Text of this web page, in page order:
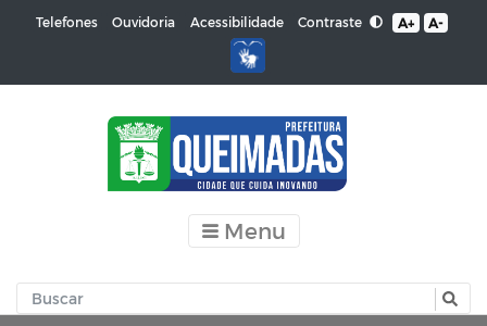
Telefones Ouvidoria Acessibilidade Contraste A+ A-
Menu